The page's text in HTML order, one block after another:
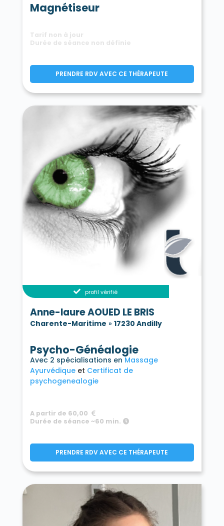
Magnétiseur
Tarif non à jour
Durée de séance non définie
PRENDRE RDV AVEC CE THÉRAPEUTE
profil vérifié
Anne-laure AOUED LE BRIS
Charente-Maritime » 17230 Andilly
Psycho-Généalogie
Avec 2 spécialisations enMassage
Ayurvédique
Certificat de
psychogenealogie
A partir de 60,00
Durée de séance ~60 min.
PRENDRE RDV AVEC CE THÉRAPEUTE